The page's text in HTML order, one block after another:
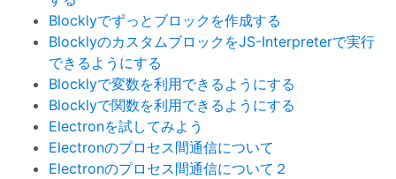
Blocklyでずっとブロックを作成する
BlocklyのカスタムブロックをJS-Interpreterで実行
できるようにする
Blocklyで変数を利用できるようにする
Blocklyで関数を利用できるようにする
Electronを試してみよう
Electronのプロセス間通信について
Electronのプロセス間通信について２